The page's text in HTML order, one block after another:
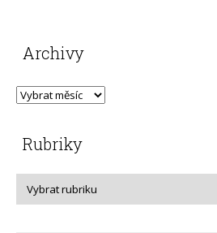
Archivy
Rubriky